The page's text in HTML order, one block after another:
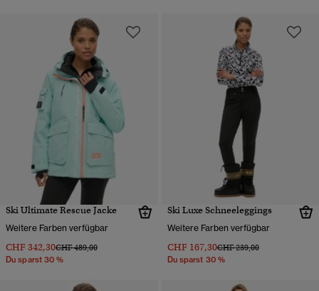
Ski Ultimate Rescue Jacke
Weitere Farben verfügbar
CHF 342,30Preis wurde reduziert von
CHF 489,00bis
Du sparst 30 %
Ski Luxe Schneeleggings
Weitere Farben verfügbar
CHF 167,30Preis wurde reduziert von
CHF 239,00bis
Du sparst 30 %